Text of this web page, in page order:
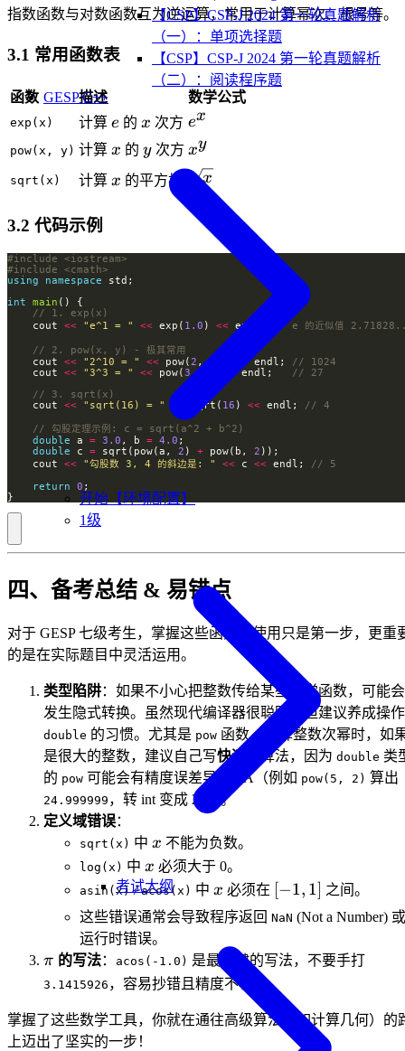
【CSP】CSP-J 2024 第一轮真题解析
（一）：单项选择题
【CSP】CSP-J 2024 第一轮真题解析
（二）：阅读程序题
GESP C++
开始【环境配置】
1级
考试大纲
指数函数与对数函数互为逆运算，常用于计算幂次、根号等。
3.1 常用函数表
函数 描述 数学公式
exp(x) 计算 e
e 的 x
x 次方 e^x
ex
pow(x, y) 计算 x
x 的 y
y次方 x^y
xy
sqrt(x) 计算 x
x 的平方根 \sqrt{x}
x
3.2 代码示例
#include
<iostream>
#include
<cmath>
using
namespace
int
main
    cout
<< "e^1 = " << exp( 1.0 ) << endl;
    cout
<< "2^10 = " << pow(2 , << endl;
    cout
<< "3^3 = " << pow(3, endl;
    cout
<< "sqrt(16) = " sqrt( 16 ) << endl;
double a = 3.0 , b = 4.0
double c = sqrt(pow(a, 2 ) + pow(b, 2
    cout
<< "勾股数 3, 4 的斜边是: " << c << endl;
return 0
}
四、备考总结 & 易错点
对于 GESP 七级考生，掌握这些函数的使用只是第一步，更重
的是在实际题目中灵活运用。
类型陷阱：如果不小心把整数传给某些数学函数，可能会
发生隐式转换。虽然现代编译器很聪明，但建议养成操作
double 的习惯。尤其是 pow 函数，计算整数次幂时，如
是很大的整数，建议自己写快速幂 算法，因为 double 类
的 pow 可能会有精度误差导致WA（例如 pow(5, 2) 算出
24.999999 ，转 int 变成 24）。
定义域错误：
sqrt(x) 中 x
x 不能为负数。
log(x) 中 x
x 必须大于 0。
asin(x)/acos(x) 中 x
x 必须在 [-1,
1]
[−1, 1] 之间。
这些错误通常会导致程序返回 NaN (Not a Number) 或
运行时错误。
\pi
π 的写法： acos(-1.0) 是最稳健的写法，不要手打
3.1415926 ，容易抄错且精度不够。
掌握了这些数学工具，你就在通往高级算法（如计算几何）的
上迈出了坚实的一步！